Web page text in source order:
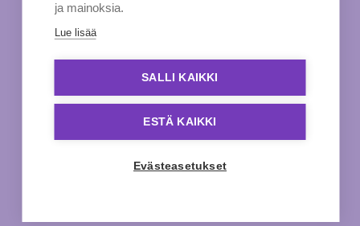
ja mainoksia.
Lue lisää
SALLI KAIKKI
ESTÄ KAIKKI
Evästeasetukset